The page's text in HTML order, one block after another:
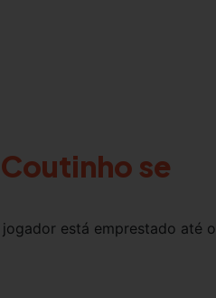
se
está emprestado até o